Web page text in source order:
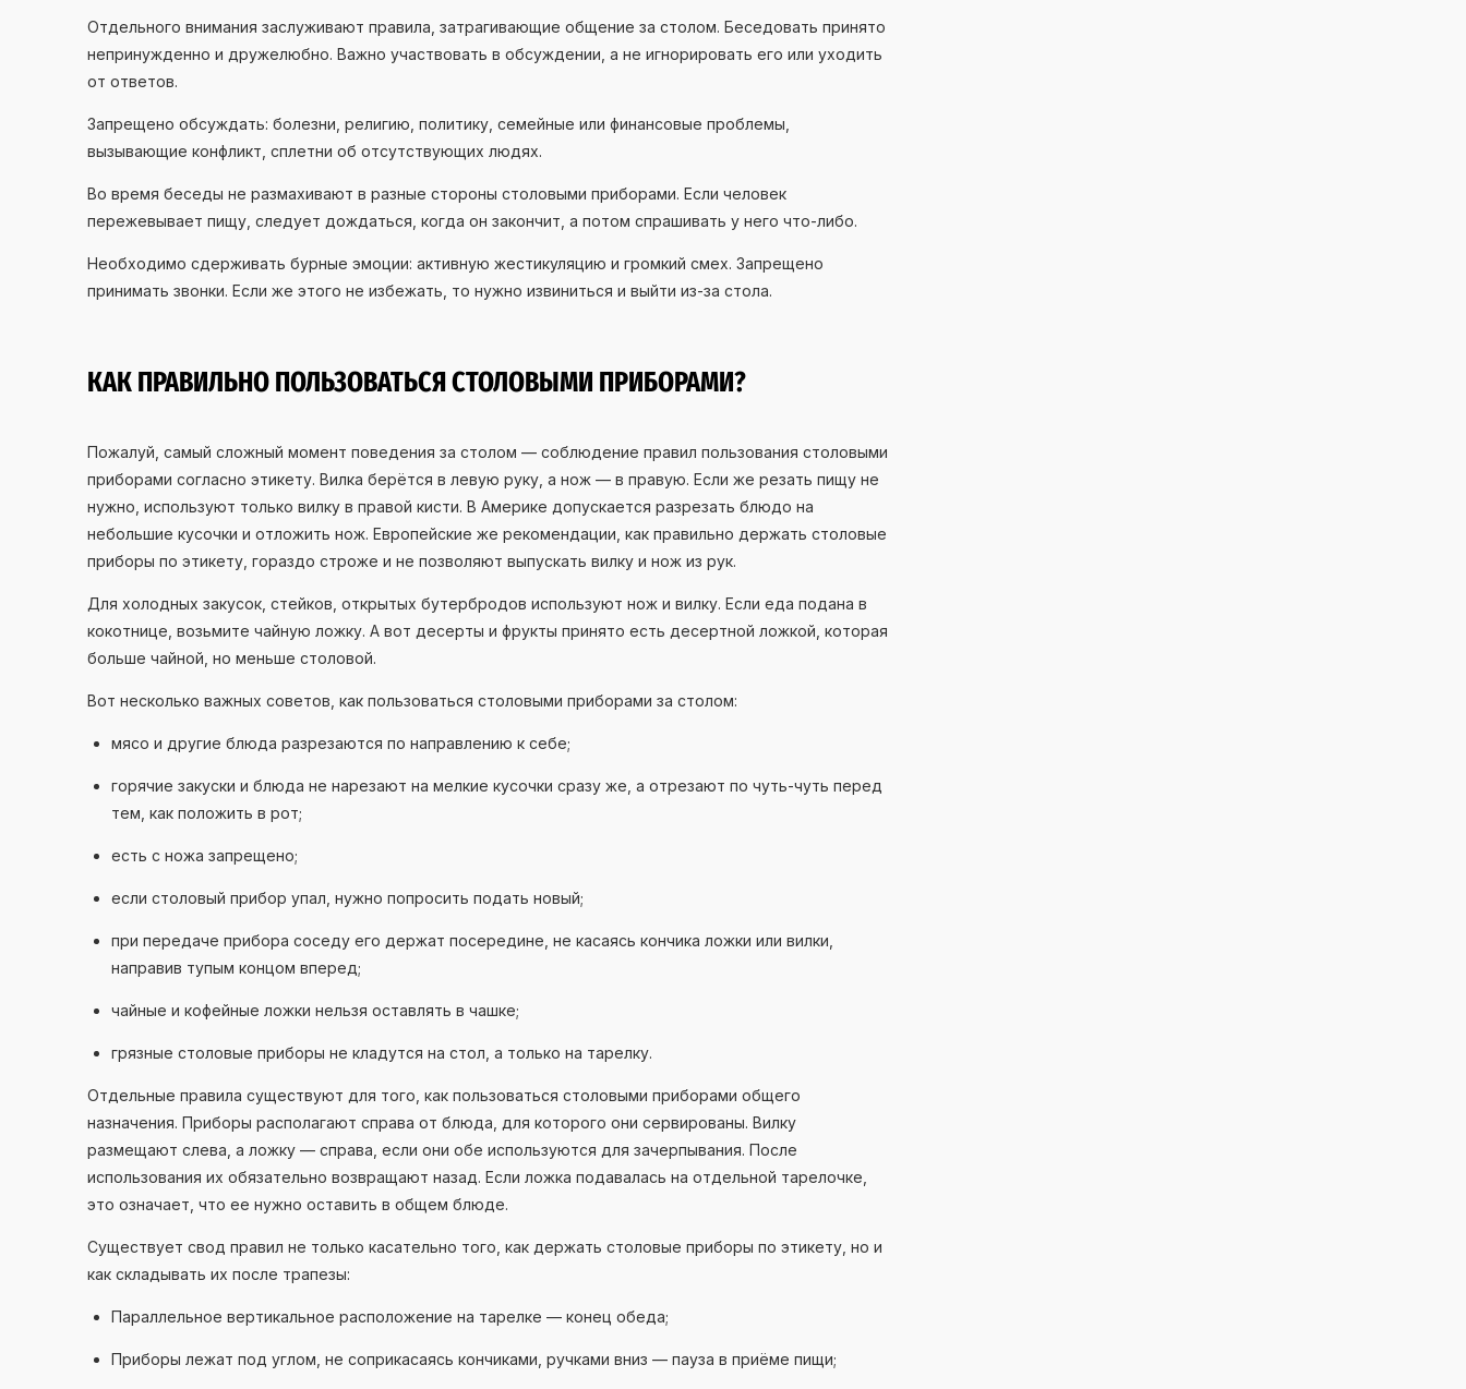
Отдельного внимания заслуживают правила, затрагивающие общение за столом. Беседовать принято
непринужденно и дружелюбно. Важно участвовать в обсуждении, а не игнорировать его или уходить
от ответов.
Запрещено обсуждать: болезни, религию, политику, семейные или финансовые проблемы,
вызывающие конфликт, сплетни об отсутствующих людях.
Во время беседы не размахивают в разные стороны столовыми приборами. Если человек
пережевывает пищу, следует дождаться, когда он закончит, а потом спрашивать у него что-либо.
Необходимо сдерживать бурные эмоции: активную жестикуляцию и громкий смех. Запрещено
принимать звонки. Если же этого не избежать, то нужно извиниться и выйти из-за стола.
КАК ПРАВИЛЬНО ПОЛЬЗОВАТЬСЯ СТОЛОВЫМИ ПРИБОРАМИ?
Пожалуй, самый сложный момент поведения за столом — соблюдение правил пользования столовыми
приборами согласно этикету. Вилка берётся в левую руку, а нож — в правую. Если же резать пищу не
нужно, используют только вилку в правой кисти. В Америке допускается разрезать блюдо на
небольшие кусочки и отложить нож. Европейские же рекомендации, как правильно держать столовые
приборы по этикету, гораздо строже и не позволяют выпускать вилку и нож из рук.
Для холодных закусок, стейков, открытых бутербродов используют нож и вилку. Если еда подана в
кокотнице, возьмите чайную ложку. А вот десерты и фрукты принято есть десертной ложкой, которая
больше чайной, но меньше столовой.
Вот несколько важных советов, как пользоваться столовыми приборами за столом:
мясо и другие блюда разрезаются по направлению к себе;
горячие закуски и блюда не нарезают на мелкие кусочки сразу же, а отрезают по чуть-чуть перед
тем, как положить в рот;
есть с ножа запрещено;
если столовый прибор упал, нужно попросить подать новый;
при передаче прибора соседу его держат посередине, не касаясь кончика ложки или вилки,
направив тупым концом вперед;
чайные и кофейные ложки нельзя оставлять в чашке;
грязные столовые приборы не кладутся на стол, а только на тарелку.
Отдельные правила существуют для того, как пользоваться столовыми приборами общего
назначения. Приборы располагают справа от блюда, для которого они сервированы. Вилку
размещают слева, а ложку — справа, если они обе используются для зачерпывания. После
использования их обязательно возвращают назад. Если ложка подавалась на отдельной тарелочке,
это означает, что ее нужно оставить в общем блюде.
Существует свод правил не только касательно того, как держать столовые приборы по этикету, но и
как складывать их после трапезы:
Параллельное вертикальное расположение на тарелке — конец обеда;
Приборы лежат под углом, не соприкасаясь кончиками, ручками вниз — пауза в приёме пищи;